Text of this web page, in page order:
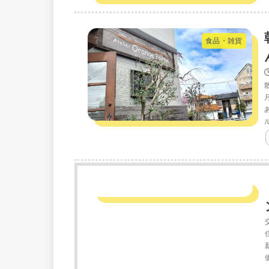
食品・雑貨